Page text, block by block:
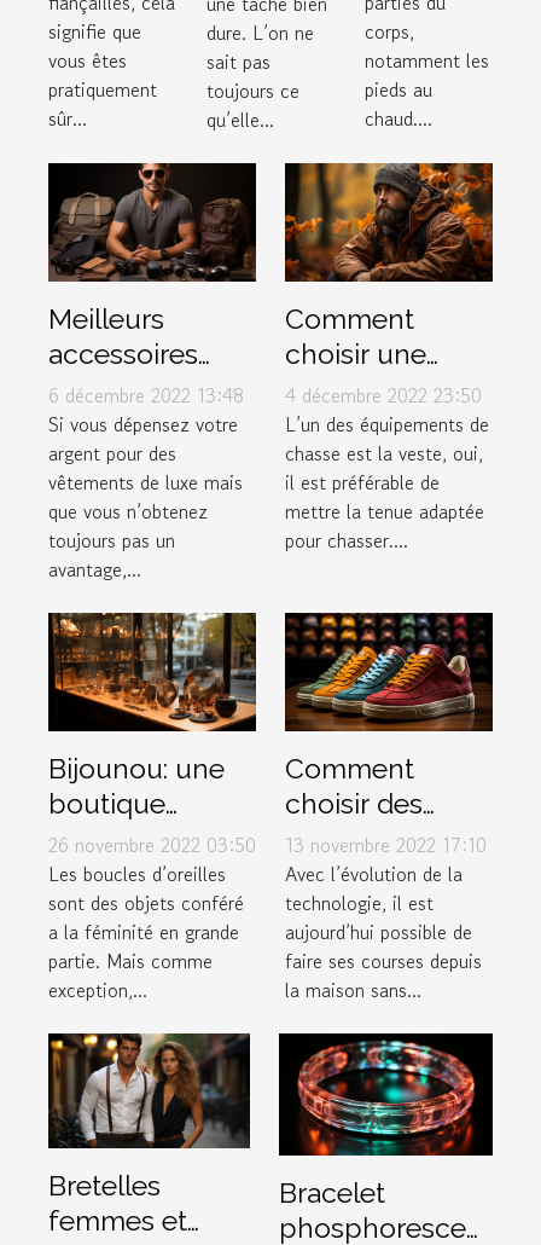
signifie que
vous êtes
pratiquement
sûr...
dure. L’on ne
sait pas
toujours ce
qu’elle...
pour
l’hiver ?
corps,
notamment les
pieds au
chaud....
Meilleurs
accessoires
pour hommes
6 décembre 2022 13:48
Si vous dépensez votre
argent pour des
vêtements de luxe mais
que vous n’obtenez
toujours pas un
avantage,...
Comment
choisir une
veste de chasse
?
4 décembre 2022 23:50
L’un des équipements de
chasse est la veste, oui,
il est préférable de
mettre la tenue adaptée
pour chasser....
Bijounou: une
boutique
ouverte pour
les boucles
d'oreilles en
acier
inoxydable
26 novembre 2022 03:50
Les boucles d’oreilles
sont des objets conféré
a la féminité en grande
partie. Mais comme
exception,...
Comment
choisir des
baskets dans
une boutique
en ligne ?
13 novembre 2022 17:10
Avec l’évolution de la
technologie, il est
aujourd’hui possible de
faire ses courses depuis
la maison sans...
Bretelles
femmes et
Bracelet
phosphorescent